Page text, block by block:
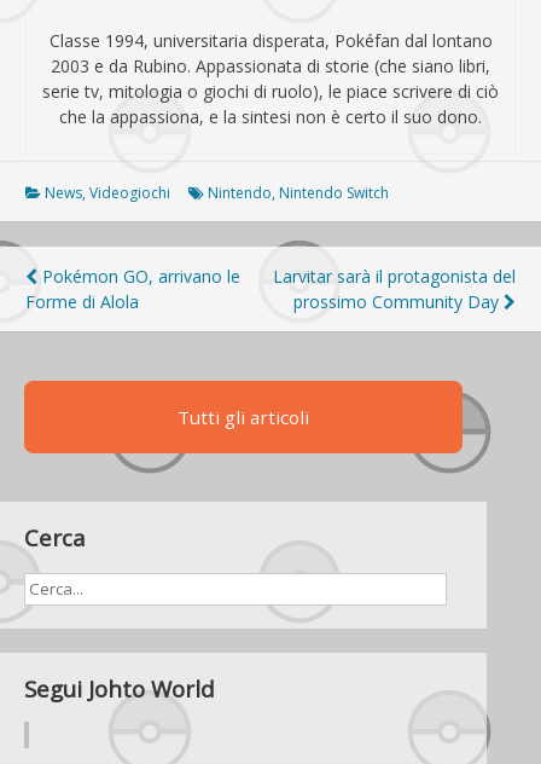
Classe 1994, universitaria disperata, Pokéfan dal lontano
2003 e da Rubino. Appassionata di storie (che siano libri,
serie tv, mitologia o giochi di ruolo), le piace scrivere di ciò
che la appassiona, e la sintesi non è certo il suo dono.
News,Videogiochi Nintendo, Nintendo Switch
Navigazione
articoli
Pokémon GO, arrivano le
Forme di Alola
Larvitar sarà il protagonista del
prossimo Community Day
Tutti gli articoli
Cerca
Segui Johto World